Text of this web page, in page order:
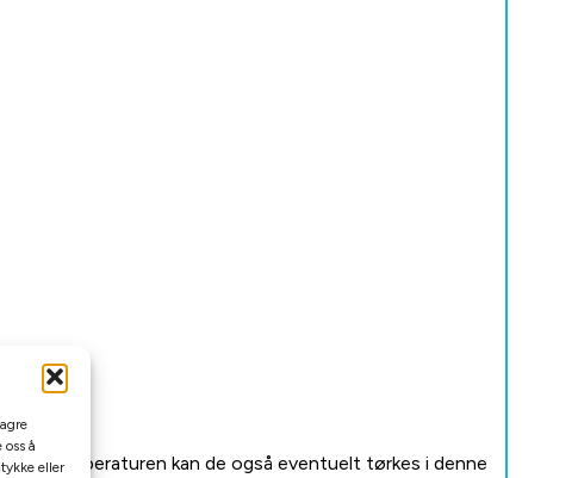
å
eller
på temperaturen kan de også eventuelt tørkes i denne